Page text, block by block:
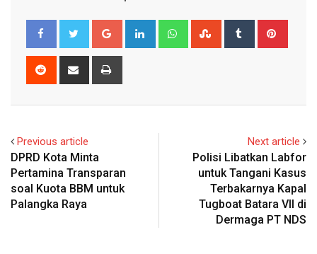
Google+ LinkedIn WhatsappStumbleUpon
Tumblr
Reddit
Share
Previous article
DPRD Kota Minta
Pertamina Transparan
soal Kuota BBM untuk
Palangka Raya
Next article
Polisi Libatkan Labfor
untuk Tangani Kasus
Terbakarnya Kapal
Tugboat Batara VII di
Dermaga PT NDS